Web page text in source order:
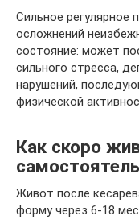
Сильное регулярное
осложнений
состояние: может
сильного стресса,
нарушений,
физической
Как скоро
Живот после
форму через 6-18